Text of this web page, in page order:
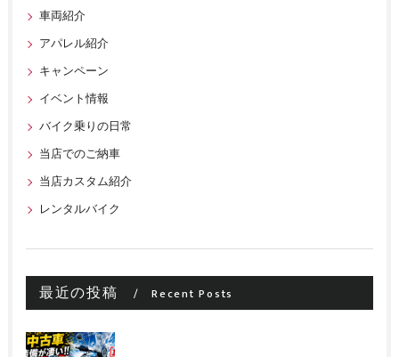
車両紹介
アパレル紹介
キャンペーン
イベント情報
バイク乗りの日常
当店でのご納車
当店カスタム紹介
レンタルバイク
最近の投稿 Recent Posts